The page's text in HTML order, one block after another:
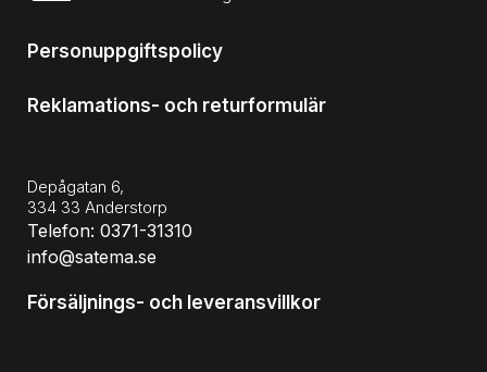
Personuppgiftspolicy
Reklamations- och returformulär
Depågatan 6,
334 33 Anderstorp
Telefon: 0371-31310
info@satema.se
Försäljnings- och leveransvillkor